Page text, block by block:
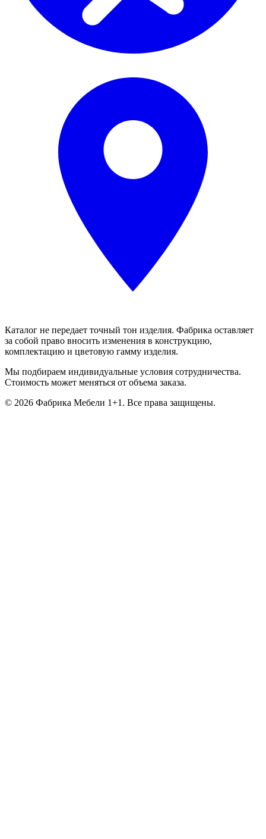
Каталог не передает точный тон изделия. Фабрика оставляет
за собой право вносить изменения в конструкцию,
комплектацию и цветовую гамму изделия.
Мы подбираем индивидуальные условия сотрудничества.
Стоимость может меняться от объема заказа.
© 2026 Фабрика Мебели 1+1. Все права защищены.